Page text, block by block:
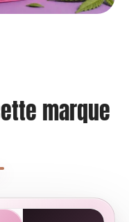
marque